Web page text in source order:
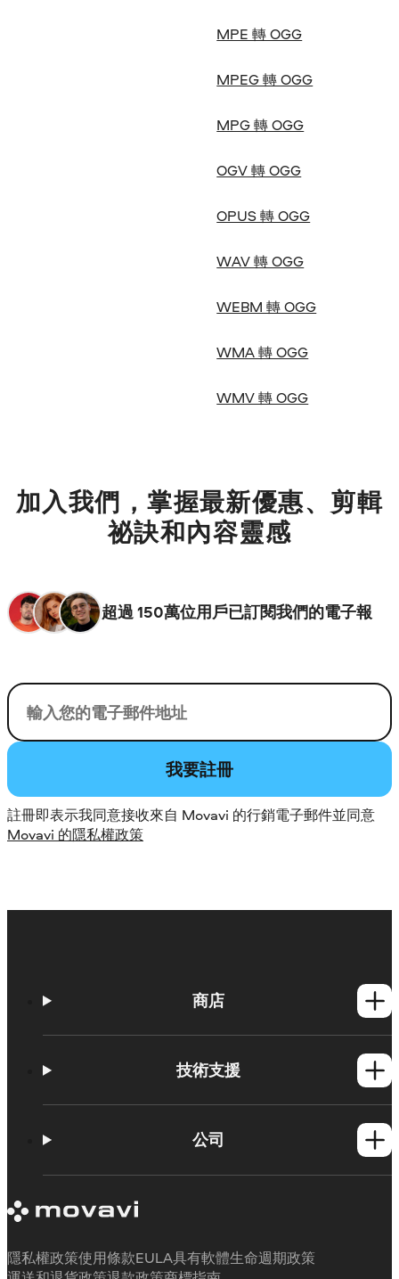
MPE 轉 OGG
MPEG 轉 OGG
MPG 轉 OGG
OGV 轉 OGG
OPUS 轉 OGG
WAV 轉 OGG
WEBM 轉 OGG
WMA 轉 OGG
WMV 轉 OGG
加入我們，掌握最新優惠、剪輯
祕訣和內容靈感
超過 150萬位用戶已訂閱我們的電子報
您的電子郵件
我要註冊
註冊即表示我同意接收來自 Movavi 的行銷電子郵件並同意
Movavi 的隱私權政策
商店
Mac產品
技術支援
學習平台
取消訂閱
退款
公司
客戶評價
為何要選擇我們
隱私權政策使用條款EULA具有軟體生命週期政策